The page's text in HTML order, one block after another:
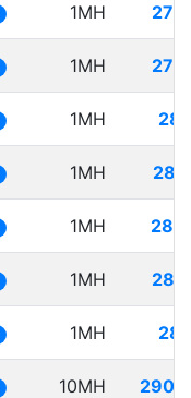
1MH
1MH
1MH
1MH
1MH
1MH
1MH
10MH